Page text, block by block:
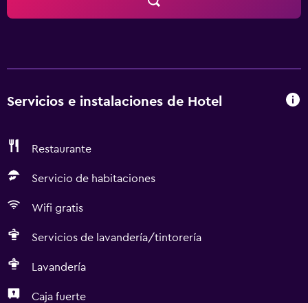
Servicios e instalaciones de Hotel
Restaurante
Servicio de habitaciones
Wifi gratis
Servicios de lavandería/tintorería
Lavandería
Caja fuerte